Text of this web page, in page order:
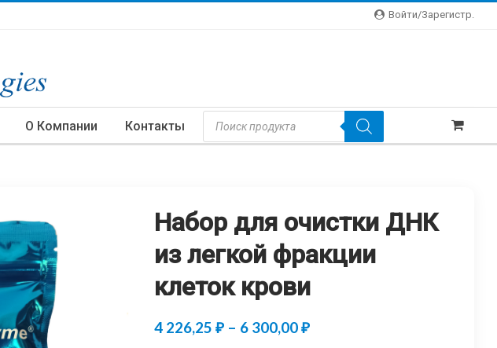
Войти/зарегистр.
О Компании Контакты
Поиск
Товаров
Набор для очистки ДНК
из легкой фракции
клеток крови
4 226,25₽ – 6 300,00₽Диапазон